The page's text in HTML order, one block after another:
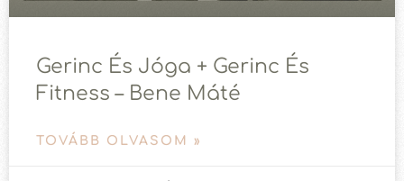
Gerinc És Jóga + Gerinc És
Fitness – Bene Máté
TOVÁBB OLVASOM »